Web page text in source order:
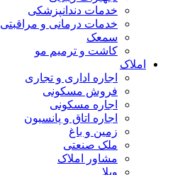
خدمات دندانپزشکی
خدمات درمانی و مراقبتی
سمعک
کاشت و ترمیم مو
املاک
اجاره اداری و تجاری
فروش مسکونی
اجاره مسکونی
اجاره اتاق و پانسیون
زمین و باغ
ملک صنعتی
مشاور املاک
ویلا